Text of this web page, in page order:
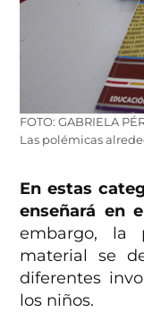
FOTO: GABRIELA
Las polémicas
En estas
enseñará en
embargo, la
material se
diferentes
los niños.